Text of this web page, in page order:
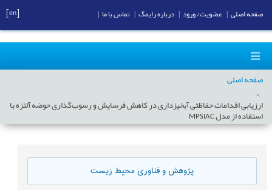
صفحه اصلی
ارزیابی اقدامات حفاظتی آبخیزداری در کاهش فرسایش و رسوب‌گذاری حوضه آلنزه با
استفاده از مدل MPSIAC
پژوهش و فناوری محیط زیست
صفحه اصلی عضویت/ ورود درباره رایمگ تماس با ما